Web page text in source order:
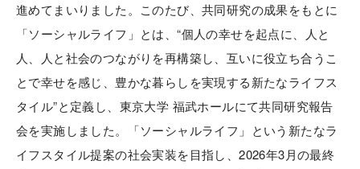
進めてまいりました。このたび、共同研究の成果をもとに
「ソーシャルライフ」とは、“個人の幸せを起点に、人と
人、人と社会のつながりを再構築し、互いに役立ち合うこ
とで幸せを感じ、豊かな暮らしを実現する新たなライフス
タイル”と定義し、東京大学 福武ホールにて共同研究報告
会を実施しました。「ソーシャルライフ」という新たなラ
イフスタイル提案の社会実装を目指し、2026年3月の最終